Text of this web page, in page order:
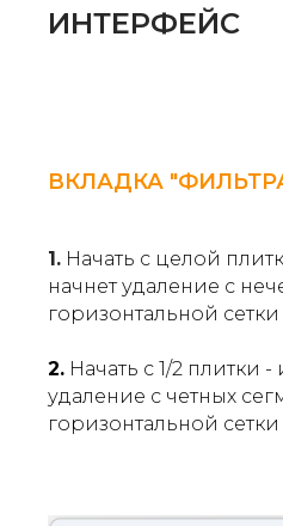
ИНТЕРФЕЙС
ВКЛАДКА
1. Начать с целой
начнет удаление с
горизонтальной
2. Начать с 1/2 плитки
удаление с четных
горизонтальной